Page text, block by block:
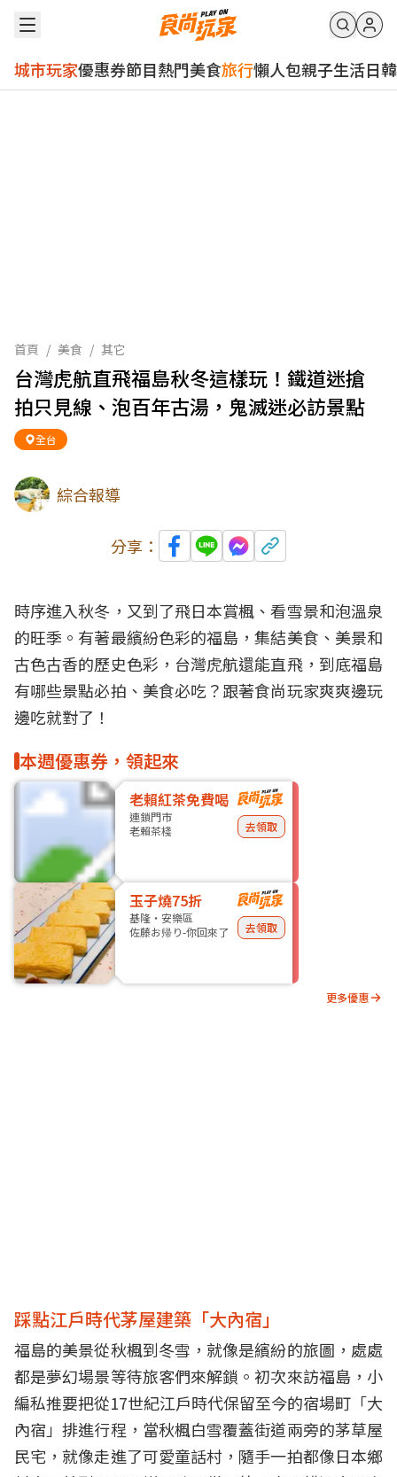
城市玩家優惠券節目熱門美食旅行懶人包親子生活日韓
首頁 / 美食 / 其它
台灣虎航直飛福島秋冬這樣玩！鐵道迷搶
拍只見線、泡百年古湯，鬼滅迷必訪景點
全台
綜合報導
分享：
時序進入秋冬，又到了飛日本賞楓、看雪景和泡溫泉
的旺季。有著最繽紛色彩的福島，集結美食、美景和
古色古香的歷史色彩，台灣虎航還能直飛，到底福島
有哪些景點必拍、美食必吃？跟著食尚玩家爽爽邊玩
邊吃就對了！
本週優惠券，領起來
老賴紅茶免費喝
連鎖門市
老賴茶棧
去領取
玉子燒75折
基隆・安樂區
佐藤お帰り-你回來了
去領取
更多優惠
踩點江戶時代茅屋建築「大內宿」
福島的美景從秋楓到冬雪，就像是繽紛的旅圖，處處
都是夢幻場景等待旅客們來解鎖。初次來訪福島，小
編私推要把從17世紀江戶時代保留至今的宿場町「大
內宿」排進行程，當秋楓白雪覆蓋街道兩旁的茅草屋
民宅，就像走進了可愛童話村，隨手一拍都像日本鄉